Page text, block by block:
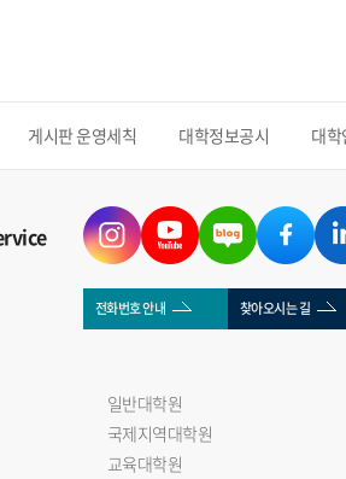
선한영향실천센터장)를 주제로 강연을
과 글로벌 투자 환경에 대한 다양한 시각을
관계연구회 이승우 회장(인도어과 23)은
요 학술 활동을 소개했으며, 학생들은 강연
해 국제관계와 금융시장의 연관성, 글로벌
해 의견을 나누는 시간을 가졌다.
회장(인도어 23)은 자본과 금융의
구에서 빼놓을 수 없는 중요한 주제 라며
학회원들이 대체투자 산업에 대한 이해를
적인 분석 역량을 기를 수 있는 계기가
혔다.
게시판 운영세칙 대학정보공시 대
전화번호 안내 찾아오시는 길
일반대학원
국제지역대학원
교육대학원